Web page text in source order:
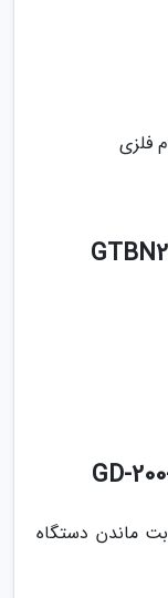
فلزی
ماندن دستگاه